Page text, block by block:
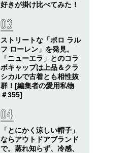
好きが掛け比べてみた！
ストリートな「ポロ ラル
フ ローレン」を発見。
「ニューエラ」とのコラ
ボキャップは上品＆クラ
シカルで古着とも相性抜
群！[編集者の愛用私物
＃355]
「とにかく涼しい帽子」
ならアウトドアブランド
で。蒸れ知らず、冷感、